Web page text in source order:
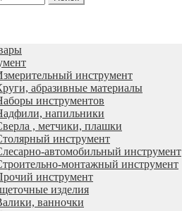
инструмент
абразивные материалы
инструментов
напильники
, метчики, плашки
инструмент
автомобильный инструмент
монтажный инструмент
инструмент
изделия
ванночки